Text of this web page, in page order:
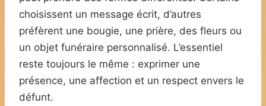
choisissent un message écrit, d’autres
préfèrent une bougie, une prière, des fleurs ou
un objet funéraire personnalisé. L’essentiel
reste toujours le même : exprimer une
présence, une affection et un respect envers le
défunt.